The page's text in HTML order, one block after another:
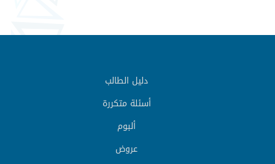
دليل الطالب
أسئلة متكررة
ألبوم
عروض